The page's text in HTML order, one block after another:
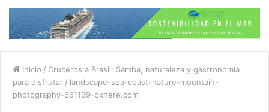
Inicio / Cruceros a Brasil: Samba, naturaleza y gastronomía
para disfrutar / landscape-sea-coast-nature-mountain-
photography-661139-pxhere.com